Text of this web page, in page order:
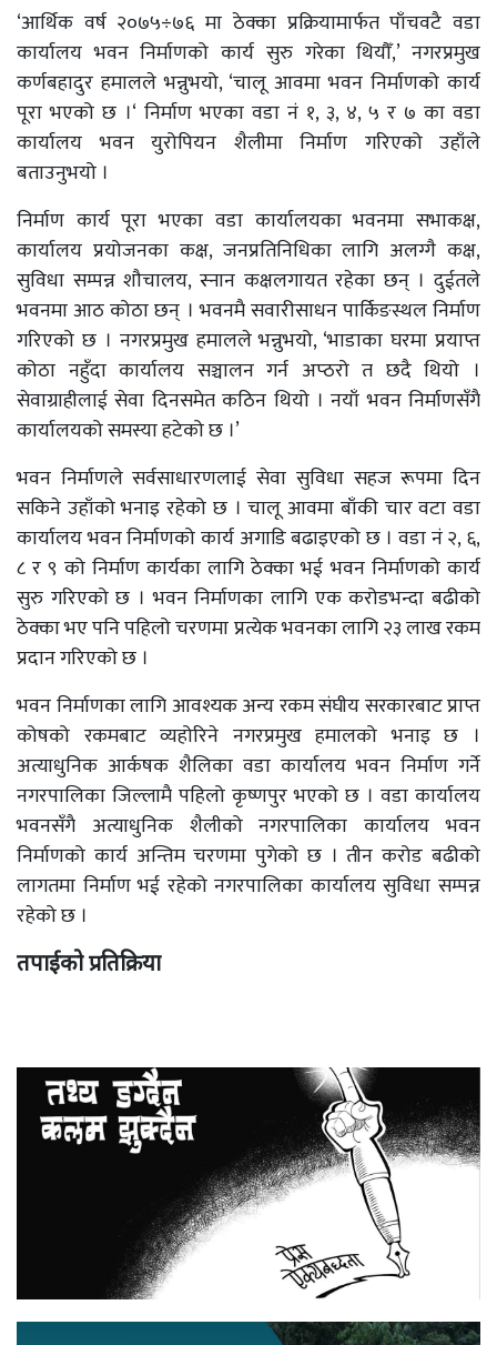
‘आर्थिक वर्ष २०७५÷७६ मा ठेक्का प्रक्रियामार्फत पाँचवटै वडा
कार्यालय भवन निर्माणको कार्य सुरु गरेका थियौँ,’ नगरप्रमुख
कर्णबहादुर हमालले भन्नुभयो, ‘चालू आवमा भवन निर्माणको कार्य
पूरा भएको छ ।‘ निर्माण भएका वडा नं १, ३, ४, ५ र ७ का वडा
कार्यालय भवन युरोपियन शैलीमा निर्माण गरिएको उहाँले
बताउनुभयो ।
निर्माण कार्य पूरा भएका वडा कार्यालयका भवनमा सभाकक्ष,
कार्यालय प्रयोजनका कक्ष, जनप्रतिनिधिका लागि अलग्गै कक्ष,
सुविधा सम्पन्न शौचालय, स्नान कक्षलगायत रहेका छन् । दुईतले
भवनमा आठ कोठा छन् । भवनमै सवारीसाधन पार्किङस्थल निर्माण
गरिएको छ । नगरप्रमुख हमालले भन्नुभयो, ‘भाडाका घरमा प्रयाप्त
कोठा नहुँदा कार्यालय सञ्चालन गर्न अप्ठरो त छदै थियो ।
सेवाग्राहीलाई सेवा दिनसमेत कठिन थियो । नयाँ भवन निर्माणसँगै
कार्यालयको समस्या हटेको छ ।’
भवन निर्माणले सर्वसाधारणलाई सेवा सुविधा सहज रूपमा दिन
सकिने उहाँको भनाइ रहेको छ । चालू आवमा बाँकी चार वटा वडा
कार्यालय भवन निर्माणको कार्य अगाडि बढाइएको छ । वडा नं २, ६,
८ र ९ को निर्माण कार्यका लागि ठेक्का भई भवन निर्माणको कार्य
सुरु गरिएको छ । भवन निर्माणका लागि एक करोडभन्दा बढीको
ठेक्का भए पनि पहिलो चरणमा प्रत्येक भवनका लागि २३ लाख रकम
प्रदान गरिएको छ ।
भवन निर्माणका लागि आवश्यक अन्य रकम संघीय सरकारबाट प्राप्त
कोषको रकमबाट व्यहोरिने नगरप्रमुख हमालको भनाइ छ ।
अत्याधुनिक आर्कषक शैलिका वडा कार्यालय भवन निर्माण गर्ने
नगरपालिका जिल्लामै पहिलो कृष्णपुर भएको छ । वडा कार्यालय
भवनसँगै अत्याधुनिक शैलीको नगरपालिका कार्यालय भवन
निर्माणको कार्य अन्तिम चरणमा पुगेको छ । तीन करोड बढीको
लागतमा निर्माण भई रहेको नगरपालिका कार्यालय सुविधा सम्पन्न
रहेको छ ।
तपाईको प्रतिक्रिया